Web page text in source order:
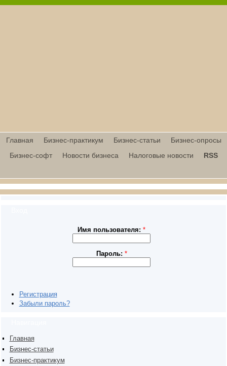
Главная Бизнес-практикум Бизнес-статьи
Бизнес-опросы
Бизнес-софт
Новости бизнеса Налоговые новости RSS
Имя пользователя:*
Пароль: *
Регистрация
Забыли пароль?
Главная
Бизнес-статьи
Бизнес-практикум